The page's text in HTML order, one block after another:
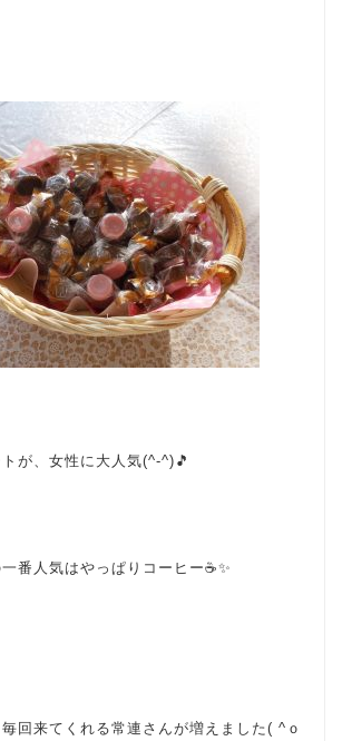
が、女性に大人気(^-^)🎵
番人気はやっぱりコーヒー☕✨
回来てくれる常連さんが増えました( ^ｏ